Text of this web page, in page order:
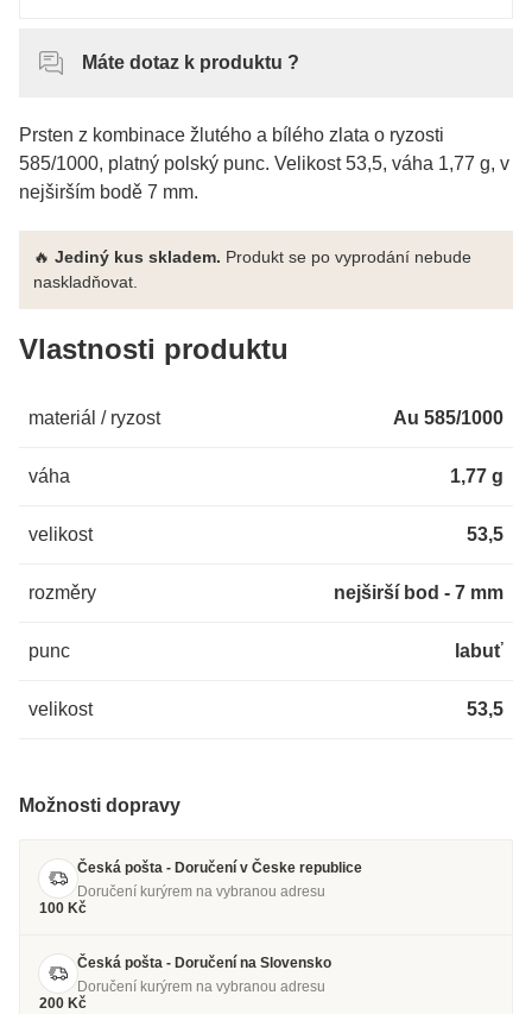
Máte dotaz k produktu ?
Prsten z kombinace žlutého a bílého zlata o ryzosti
585/1000, platný polský punc. Velikost 53,5, váha 1,77 g, v
nejširším bodě 7 mm.
🔥 Jediný kus skladem. Produkt se po vyprodání nebude
naskladňovat.
Vlastnosti produktu
materiál / ryzost Au 585/1000
váha 1,77 g
velikost 53,5
rozměry nejširší bod - 7 mm
punc labuť
velikost 53,5
Možnosti dopravy
Česká pošta - Doručení v Česke republice
Doručení kurýrem na vybranou adresu
100 Kč
Česká pošta - Doručení na Slovensko
Doručení kurýrem na vybranou adresu
200 Kč